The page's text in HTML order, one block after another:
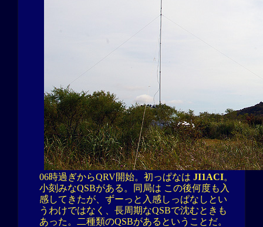
06時過ぎからQRV開始。初っぱなは JI1ACI。
小刻みなQSBがある。同局は この後何度も入
感してきたが、ずーっと入感しっぱなしとい
うわけではなく、長周期なQSBで沈むときも
あった。二種類のQSBがあるということだ。